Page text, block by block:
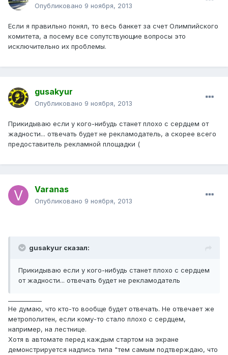
Опубликовано 9 ноября, 2013
Если я правильно понял, то весь банкет за счет Олимпийского
комитета, а посему все сопутствующие вопросы это
исключительно их проблемы.
gusakyur
Опубликовано 9 ноября, 2013
Прикидываю если у кого-нибудь станет плохо с сердцем от
жадности... отвечать будет не рекламодатель, а скорее всего
предоставитель рекламной площадки (
Varanas
Опубликовано 9 ноября, 2013
gusakyur сказал:
Прикидываю если у кого-нибудь станет плохо с сердцем
от жадности... отвечать будет не рекламодатель
Не думаю, что кто-то вообще будет отвечать. Не отвечает же
метрополитен, если кому-то стало плохо с сердцем,
например, на лестнице.
Хотя в автомате перед каждым стартом на экране
демонстрируется надпись типа "тем самым подтверждаю, что